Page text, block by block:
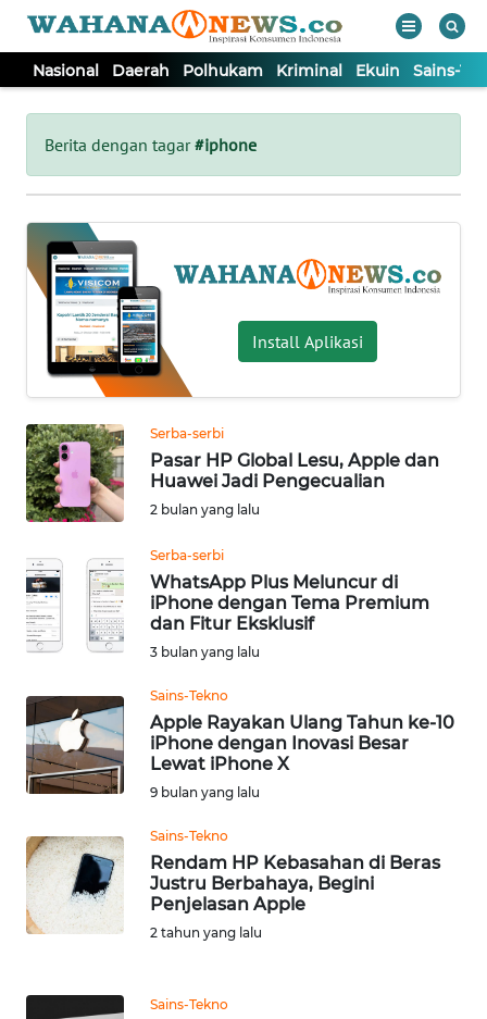
Nasional Daerah Polhukam Kriminal Ekuin Sains-
Berita dengan tagar#iphone
Install Aplikasi
Serba-serbi
Pasar HP Global Lesu, Apple dan
Huawei Jadi Pengecualian
2 bulan yang lalu
Serba-serbi
WhatsApp Plus Meluncur di
iPhone dengan Tema Premium
dan Fitur Eksklusif
3 bulan yang lalu
Sains-Tekno
Apple Rayakan Ulang Tahun ke-10
iPhone dengan Inovasi Besar
Lewat iPhone X
9 bulan yang lalu
Sains-Tekno
Rendam HP Kebasahan di Beras
Justru Berbahaya, Begini
Penjelasan Apple
2 tahun yang lalu
Sains-Tekno
Tutup
NASIONAL
DAERAH
POLHUKAM
KRIMINAL
EKUIN
SAINS-TEKNO
KESEHATAN
INTERNASIONAL
PENDIDIKAN
OPINI
EDITORIAL